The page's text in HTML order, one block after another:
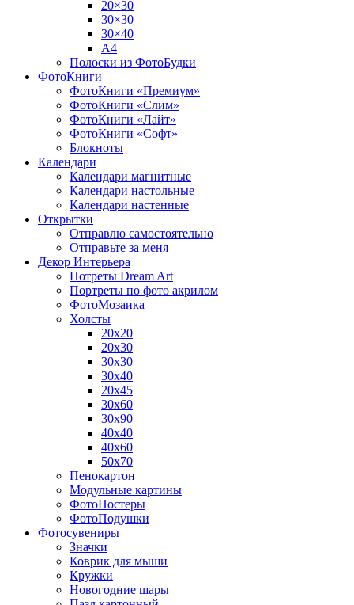
20×30
30×30
30×40
A4
Полоски из ФотоБудки
ФотоКниги
ФотоКниги «Премиум»
ФотоКниги «Слим»
ФотоКниги «Лайт»
ФотоКниги «Софт»
Блокноты
Календари
Календари магнитные
Календари настольные
Календари настенные
Открытки
Отправлю самостоятельно
Отправьте за меня
Декор Интерьера
Потреты Dream Art
Портреты по фото акрилом
ФотоМозаика
Холсты
20х20
20х30
30х30
30х40
20х45
30х60
30х90
40х40
40х60
50х70
Пенокартон
Модульные картины
ФотоПостеры
ФотоПодушки
Фотоcувениры
Значки
Коврик для мыши
Кружки
Новогодние шары